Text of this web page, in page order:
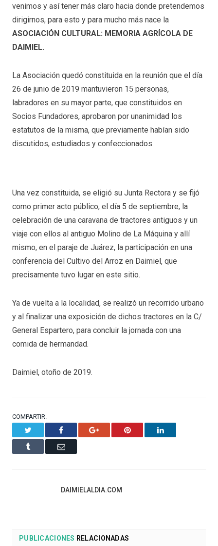
venimos y así tener más claro hacia donde pretendemos
dirigirnos, para esto y para mucho más nace la
ASOCIACIÓN CULTURAL: MEMORIA AGRÍCOLA DE
DAIMIEL.
La Asociación quedó constituida en la reunión que el día
26 de junio de 2019 mantuvieron 15 personas,
labradores en su mayor parte, que constituidos en
Socios Fundadores, aprobaron por unanimidad los
estatutos de la misma, que previamente habían sido
discutidos, estudiados y confeccionados.
Una vez constituida, se eligió su Junta Rectora y se fijó
como primer acto público, el día 5 de septiembre, la
celebración de una caravana de tractores antiguos y un
viaje con ellos al antiguo Molino de La Máquina y allí
mismo, en el paraje de Juárez, la participación en una
conferencia del Cultivo del Arroz en Daimiel, que
precisamente tuvo lugar en este sitio.
Ya de vuelta a la localidad, se realizó un recorrido urbano
y al finalizar una exposición de dichos tractores en la C/
General Espartero, para concluir la jornada con una
comida de hermandad.
Daimiel, otoño de 2019.
COMPARTIR.
Facebook Google+ Pinterest LinkedIn
Tumblr Email
DAIMIELALDIA.COM
PUBLICACIONES RELACIONADAS